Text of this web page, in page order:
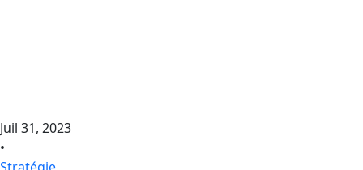
Juil 31, 2023
•